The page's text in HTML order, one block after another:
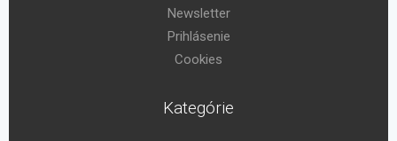
Newsletter
Prihlásenie
Cookies
Kategórie